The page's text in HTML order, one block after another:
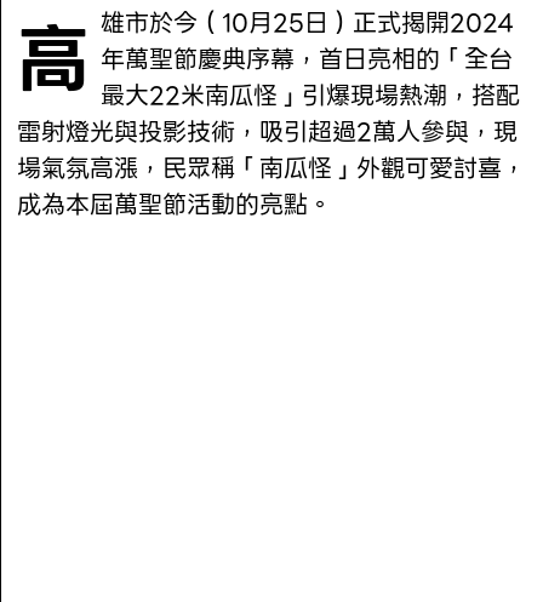
高雄市於今（10月25日）正式揭開2024 年萬聖節慶典序幕，首日亮相的「全台
最大22米南瓜怪」引爆現場熱潮，搭配
雷射燈光與投影技術，吸引超過2萬人參與，現
場氣氛高漲，民眾稱「南瓜怪」外觀可愛討喜，
成為本屆萬聖節活動的亮點。